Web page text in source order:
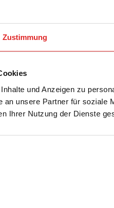
Zustimmung
und Anzeigen zu
an unsere Partner für soziale
Ihrer Nutzung der Dienste